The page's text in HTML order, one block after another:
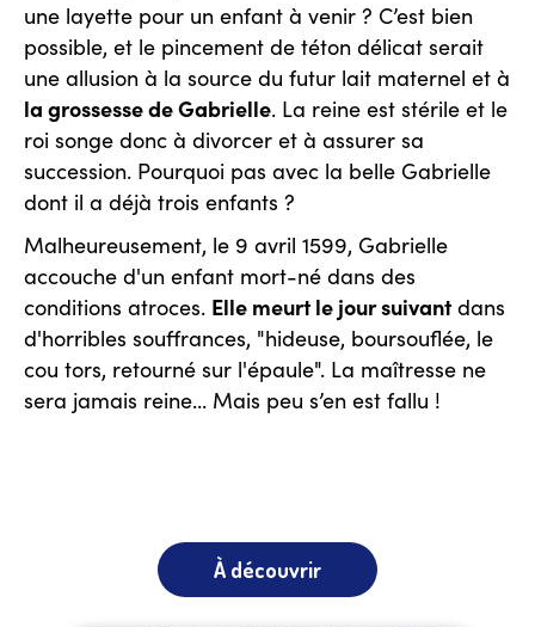
une layette pour un enfant à venir ? C’est bien
possible, et le pincement de téton délicat serait
une allusion à la source du futur lait maternel et à
la grossesse de Gabrielle. La reine est stérile et le
roi songe donc à divorcer et à assurer sa
succession. Pourquoi pas avec la belle Gabrielle
dont il a déjà trois enfants ?
Malheureusement, le 9 avril 1599, Gabrielle
accouche d'un enfant mort-né dans des
conditions atroces. Elle meurt le jour suivantdans
d'horribles souffrances, "hideuse, boursouflée, le
cou tors, retourné sur l'épaule". La maîtresse ne
sera jamais reine... Mais peu s’en est fallu !
À découvrir